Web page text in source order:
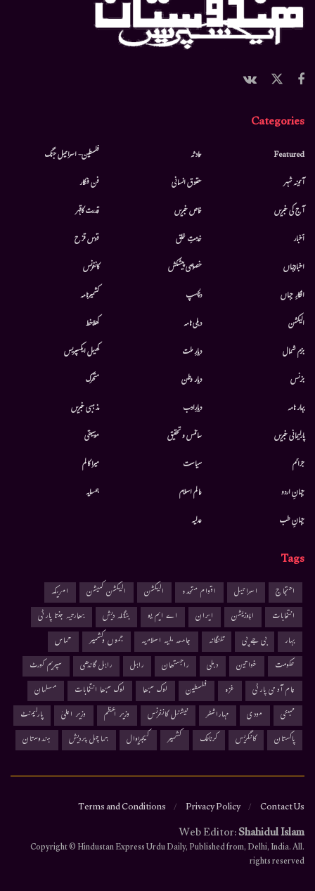
Categories
Featured
آئینہ شہر
آج کی خبریں
أخبار
اخبارجہاں
افکارِ جہاں
الیکشن
بزم شمال
بزنس
بہار نامہ
پارلیمانی خبریں
جرائم
جہانِ اردو
جہانِ طب
حادثہ
حقوق انسانی
خاص خبریں
خدمتِ خلق
خصوصی پیشکش
دلچسپ
دہلی نامہ
دیارِ ملت
دیار وطن
دیارِادب
سائنس و تحقیق
سیاست
عالم اسلام
عدلیہ
فلسطین- اسرائیل جنگ
فن فنکار
قدرت کاقہر
قوس قزح
کانفرنس
کشمیرنامہ
کھلاخط
کھیل ایکسپریس
متحرك
مذہبی خبریں
موسيقى
میرا کالم
ہمسایہ
Tags
احتجاج اسرائیل اقوام متحدہ الیکشن الیکشن کمیشن
امریکہ
انتخابات
اپوزیشن ایران اے ایم یو بنگلہ دیش
بھارتیہ جنتا پارٹی
بہار
بی جے پی تلنگانہ جامعہ ملیہ اسلامیہ جموں وکشمیر
حماس
حکومت
خواتین دہلی راجستھان راہل راہل گاندھی
سپریم کورٹ
عام آدمی پارٹی
غزہ فلسطین لوک سبھا لوک سبھا انتخابات
مسلمان
ممبئی
مودی مہاراشٹر نیشنل کانفرنس وزیر اعظم وزیر اعلیٰ
پارلیمنٹ
پاکستان
کانگریس کرناٹک کشمیر کیجریوال ہماچل پردیش ہندوستان
Contact Us
Privacy Policy
Terms and Conditions
Web Editor:Shahidul Islam
.Copyright © Hindustan Express Urdu Daily, Published from, Delhi, India. All
rights reserved